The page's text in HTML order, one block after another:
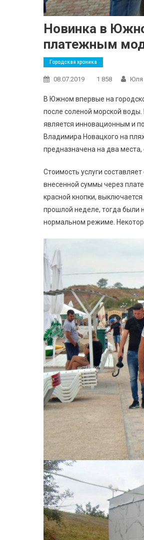
Новинка в
платежным
Городская хроника
08.07.2019 1 858 Юля
В Южном впервые на
после соленой морской
является инновационным и
Владимира Новацкого на
предназначена на два места,
Стоимость услуги
внесенной суммы через
красной кнопки,
прошлой неделе, тогда были
нормальном режиме.